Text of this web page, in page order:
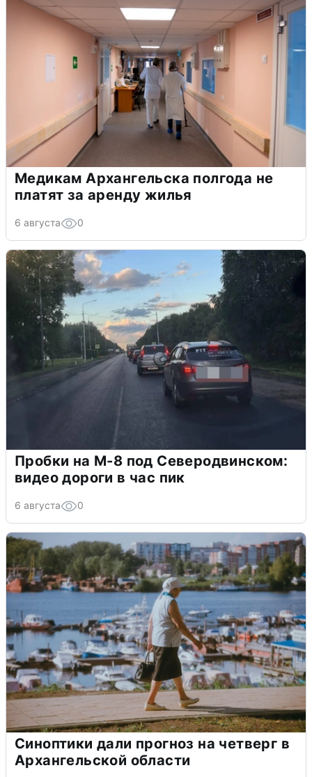
Медикам Архангельска полгода не
платят за аренду жилья
6 августа 0
Пробки на М-8 под Северодвинском:
видео дороги в час пик
6 августа 0
Синоптики дали прогноз на четверг в
Архангельской области